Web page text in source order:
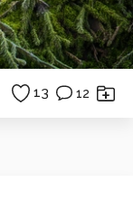
13 12